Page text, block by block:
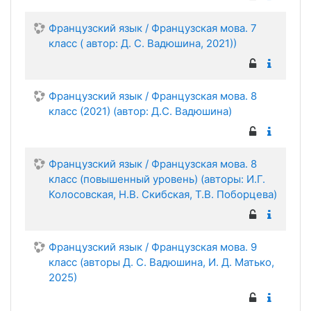
Французский язык / Французская мова. 7
класс ( автор: Д. С. Вадюшина, 2021))
Французский язык / Французская мова. 8
класс (2021) (автор: Д.С. Вадюшина)
Французский язык / Французская мова. 8
класс (повышенный уровень) (авторы: И.Г.
Колосовская, Н.В. Скибская, Т.В. Поборцева)
Французский язык / Французская мова. 9
класс (авторы Д. С. Вадюшина, И. Д. Матько,
2025)